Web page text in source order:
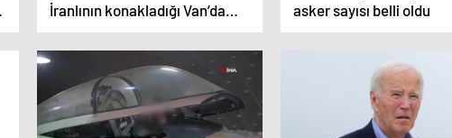
İranlının konakladığı Van’da
konsolosluk hizmeti verilmesi
gerekmektedir”
asker sayısı belli oldu